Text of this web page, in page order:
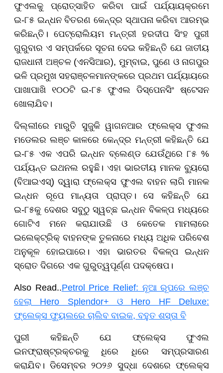
ଫୁଏଲକୁ ପ୍ରୋତ୍ସାହିତ କରିବା ପାଇଁ ପର୍ଯ୍ୟାୟକ୍ରମେ
ଇ-୮୫ ଇନ୍ଧନ ବିତରଣ କେନ୍ଦ୍ର ସ୍ଥାପନା କରିବା ଆରମ୍ଭ
କରିଛନ୍ତି। ପେଟ୍ରୋଲିୟମ ମନ୍ତ୍ରୀ ହରଦୀପ ସିଂହ ପୁରୀ
ଗୁରୁବାର ଏ ସମ୍ପର୍କରେ ସୂଚନା ଦେଇ କହିଛନ୍ତି ଯେ ଜାତୀୟ
ରାଜଧାନୀ ଅଞ୍ଚଳ (ଏନସିଆର), ମୁମ୍ବାଇ, ପୁଣେ ଓ ନାଗପୁର
ଭଳି ପ୍ରମୁଖ ସହରାଞ୍ଚଳମାନଙ୍କରେ ପ୍ରଥମ ପର୍ଯ୍ୟାୟରେ
ପାଖାପାଖି ୧୦୦ଟି ଇ-୮୫ ଫୁଏଲ ଡିସ୍ପେନସିଂ ଷ୍ଟେସନ
ଖୋଲାଯିବ।
ଦିଲ୍ଲୀରେ ମାରୁତି ସୁଜୁକି ୱାଗନଆର ଫ୍ଲେକ୍ସ ଫୁଏଲ
ମଡେଲର ଲଞ୍ଚ କାଳରେ କେନ୍ଦ୍ର ମନ୍ତ୍ରୀ କହିଛନ୍ତି ଯେ
ଇ-୮୫ ଏକ ଏପରି ଇନ୍ଧନ ବ୍ଲେଣ୍ଡ ଯେଉଁଥିରେ ୮୫ %
ପର୍ଯ୍ୟନ୍ତ ଇଥନଲ ରହୁଛି। ଏହା ଭାରତୀୟ ମାନକ ବ୍ୟୁରୋ
(ବିଆଇଏସ୍) ଦ୍ୱାରା ଫ୍ଲେକ୍ସ ଫୁଏଲ ବାହନ ଲାଗି ମାନକ
ଇନ୍ଧନ ରୂପେ ମାନ୍ୟତା ପ୍ରାପ୍ତ। ସେ କହିଛନ୍ତି ଯେ
ଇ-୮୫କୁ ଦେଶର ସବୁଠୁ ସ୍ୱଚ୍ଛ ଇନ୍ଧନ ବିକଳ୍ପ ମଧ୍ୟରେ
ଗୋଟିଏ ମନେ କରାଯାଉଛି ଓ କେତେକ ମାମଲାରେ
ଇଲେକ୍ଟ୍ରିକ୍ ବାହନଙ୍କ ତୁଳନାରେ ମଧ୍ୟ ଅଧିକ ପରିବେଶ
ଅନୁକୂଳ ହୋଇପାରେ। ଏହା ଭାରତର ବିକଳ୍ପ ଇନ୍ଧନ
ସ୍ରୋତ ଦିଗରେ ଏକ ଗୁରୁତ୍ୱପୂର୍ଣ୍ଣ ପଦକ୍ଷେପ।
Also Read..Petrol Price Relief: ନୂଆ ରୂପରେ ଲଞ୍ଚ
ହେଲା Hero Splendor+ ଓ Hero HF Deluxe:
ଫ୍ଲେକ୍ସ ଫ୍ୟୁଲରେ ଚାଲିବ ବାଇକ, ବହୁତ ଶସ୍ତା ବି
ପୁରୀ କହିଛନ୍ତି ଯେ ଫ୍ଲେକ୍ସ ଫୁଏଲ
ଇନଫ୍ରାଷ୍ଟ୍ରକ୍ଚରକୁ ଧିରେ ଧିରେ ସମ୍ପ୍ରସାରଣ
କରାଯିବ। ଡିସେମ୍ବର ୨୦୨୬ ସୁଦ୍ଧା ଦେଶରେ ଫ୍ଲେକ୍ସ